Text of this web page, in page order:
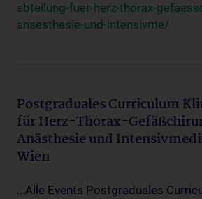
abteilung-fuer-herz-thorax-
anaesthesie-und-intensivme/
Postgraduales Curriculum
für Herz-Thorax-
Anästhesie und
Wien
...Alle Events Postgraduales